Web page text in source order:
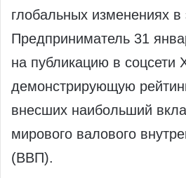
глобальных изменениях в
Предприниматель 31
на публикацию в соцсети
демонстрирующую
внесших наибольший
мирового валового
(ВВП).